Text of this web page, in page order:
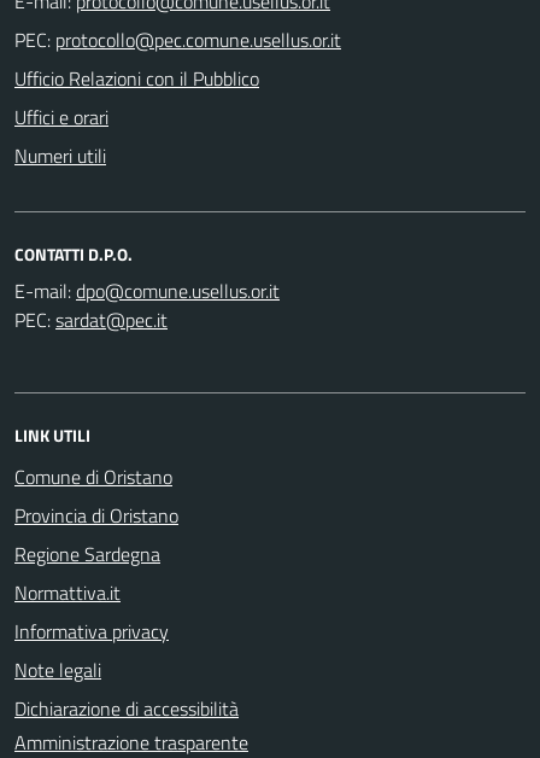
PEC:
Ufficio Relazioni con il Pubblico
Uffici e orari
Numeri utili
CONTATTI D.P.O.
E-mail:
PEC:
LINK UTILI
Comune di Oristano
Provincia di Oristano
Regione Sardegna
Normattiva.it
Informativa privacy
Note legali
Dichiarazione di accessibilità
Amministrazione trasparente